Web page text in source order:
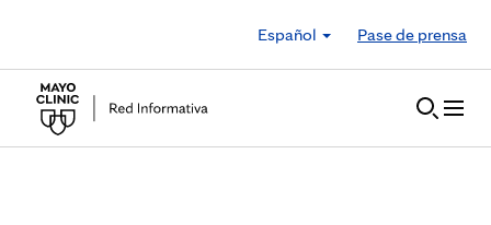
Español
Pase de prensa